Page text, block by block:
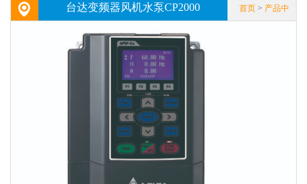
台达变频器风机水泵CP2000 首页 > 产品中